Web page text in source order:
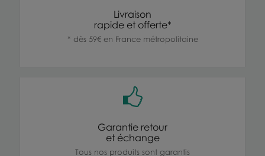
Livraison
rapide et offerte*
* dès 59€ en France métropolitaine
Garantie retour
et échange
Tous nos produits sont garantis